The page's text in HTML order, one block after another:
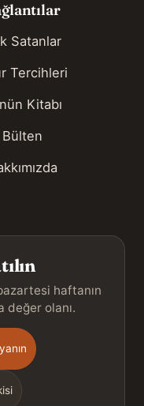
Satanlar
Tercihleri
Kitabı
Bülten
haftanın
değer olanı.